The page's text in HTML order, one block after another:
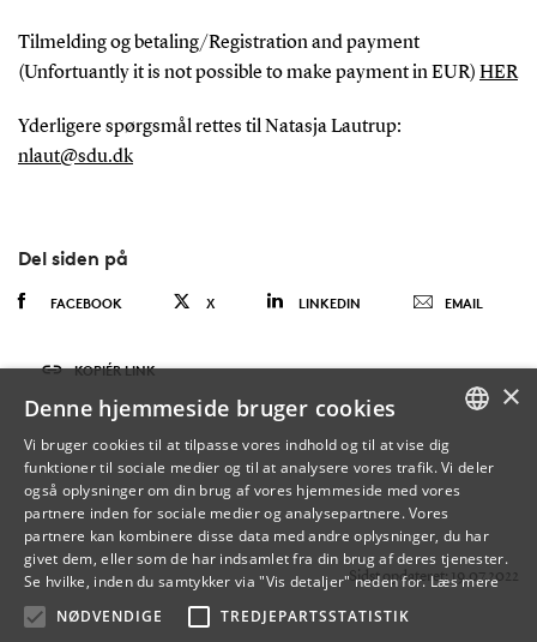
Tilmelding og betaling/Registration and payment
(Unfortuantly it is not possible to make payment in EUR) HER
Yderligere spørgsmål rettes til Natasja Lautrup:
nlaut@sdu.dk
Del siden på
FACEBOOK X LINKEDIN EMAIL
KOPIÉR LINK
Sidst opdateret: 19.07.2022
DANISH
DANISH
×
Denne hjemmeside bruger cookies
Vi bruger cookies til at tilpasse vores indhold og til at vise dig
funktioner til sociale medier og til at analysere vores trafik. Vi deler
også oplysninger om din brug af vores hjemmeside med vores
partnere inden for sociale medier og analysepartnere. Vores
partnere kan kombinere disse data med andre oplysninger, du har
givet dem, eller som de har indsamlet fra din brug af deres tjenester.
Se hvilke, inden du samtykker via "Vis detaljer" neden for. Læs mere
NØDVENDIGE
TREDJEPARTSSTATISTIK